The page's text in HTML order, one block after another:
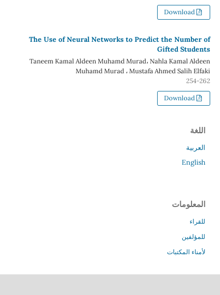
Download
The Use of Neural Networks to Predict the Number of
Gifted Students
Taneem Kamal Aldeen Muhamd Murad، Nahla Kamal Aldeen
Muhamd Murad ، Mustafa Ahmed Salih Elfaki
254-262
Download
اللغة
العربية
English
المعلومات
للقراء
للمؤلفين
لأمناء المكتبات